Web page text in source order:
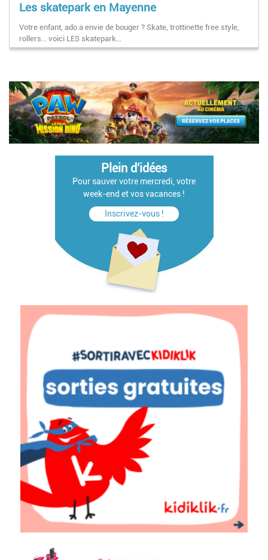
Les skatepark en Mayenne
Votre enfant, ado a envie de bouger ? Skate, trottinette free style,
rollers... voici LES skatepark…
Plein d'idées
Pour sauver votre mercredi, votre
week-end et vos vacances !
Inscrivez-vous !